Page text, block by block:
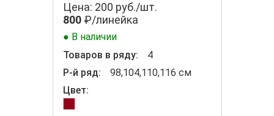
Цена: 200 руб./шт.
800₽/линейка
● В наличии
Товаров в ряду:
4
Р-й ряд:
98,104,110,116 см
Цвет: